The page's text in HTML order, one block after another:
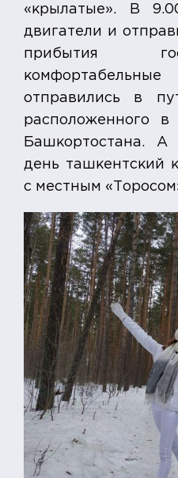
«крылатые». В
двигатели и
прибытия
отправились в
расположенного
Башкортостана.
день ташкентский
с местным